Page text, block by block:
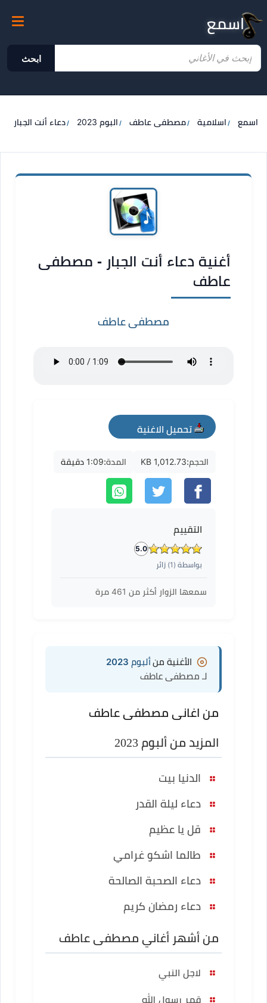
اسمع
ابحث
اسمع اسلامية مصطفى عاطف البوم 2023 دعاء أنت الجبار
أغنية دعاء أنت الجبار - مصطفى
عاطف
مصطفى عاطف
تحميل الاغنية
mp3
الحجم:1,012.73 KB المدة:1:09 دقيقة
التقييم
5.0
بواسطة ( 1) زائر
سمعها الزوار أكثر من 461 مرة
الأغنية منألبوم 2023
لـ مصطفى عاطف
من اغانى مصطفى عاطف
المزيد من ألبوم 2023
الدنيا بيت
دعاء ليلة القدر
قل يا عظيم
طالما اشكو غرامي
دعاء الصحبة الصالحة
دعاء رمضان كريم
من أشهر أغاني مصطفى عاطف
لاجل النبي
قمر رسول الله